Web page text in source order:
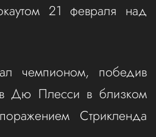
21 февраля над
чемпионом, победив
Дю Плесси в близком
Стрикленда